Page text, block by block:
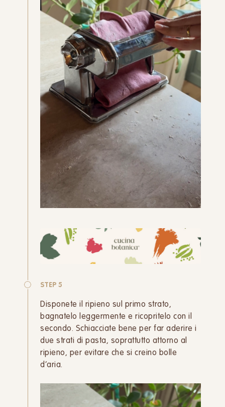
STEP 5
Disponete il ripieno sul primo strato,
bagnatelo leggermente e ricopritelo con il
secondo. Schiacciate bene per far aderire i
due strati di pasta, soprattutto attorno al
ripieno, per evitare che si creino bolle
d’aria.